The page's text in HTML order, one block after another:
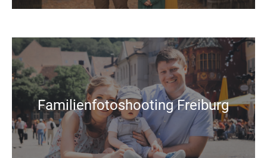
Familienfotoshooting Freiburg